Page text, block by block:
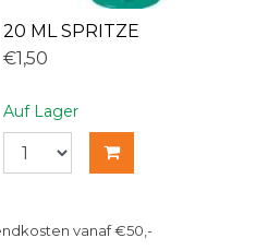
20 ML SPRITZE
€1,50
Auf Lager
vanaf €50,-